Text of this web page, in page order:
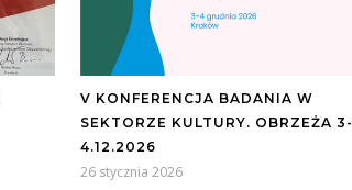
V KONFERENCJA BADANIA W
SEKTORZE KULTURY. OBRZEŻA 3-
4.12.2026
26 stycznia 2026